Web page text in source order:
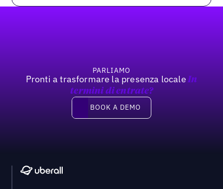
PARLIAMO
Pronti a trasformare la presenza locale In
termini di entrate?
Book a demo
BOOK A DEMO